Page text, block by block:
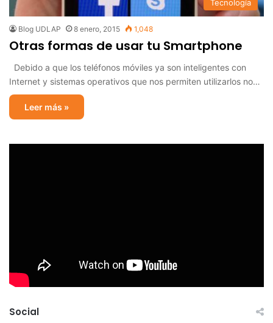
Tecnología
Blog UDLAP 8 enero, 2015 1,048
Otras formas de usar tu Smartphone
Debido a que los teléfonos móviles ya son inteligentes con
Internet y sistemas operativos que nos permiten utilizarlos no…
Leer más »
Social